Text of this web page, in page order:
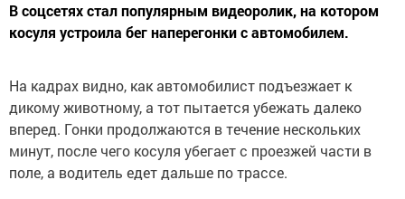
В соцсетях стал популярным видеоролик, на котором
косуля устроила бег наперегонки с автомобилем.
На кадрах видно, как автомобилист подъезжает к
дикому животному, а тот пытается убежать далеко
вперед. Гонки продолжаются в течение нескольких
минут, после чего косуля убегает с проезжей части в
поле, а водитель едет дальше по трассе.